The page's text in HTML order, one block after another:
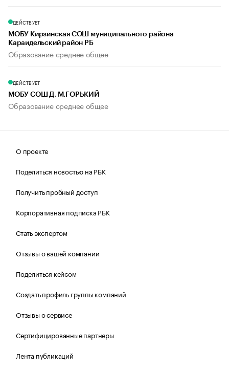
ДЕЙСТВУЕТ
МОБУ Кирзинская СОШ муниципального района
Караидельский район РБ
Образование среднее общее
ДЕЙСТВУЕТ
МОБУ СОШ Д. М.ГОРЬКИЙ
Образование среднее общее
О проекте
Поделиться новостью на РБК
Получить пробный доступ
Корпоративная подписка РБК
Стать экспертом
Отзывы о вашей компании
Поделиться кейсом
Создать профиль группы компаний
Отзывы о сервисе
Сертифицированные партнеры
Лента публикаций